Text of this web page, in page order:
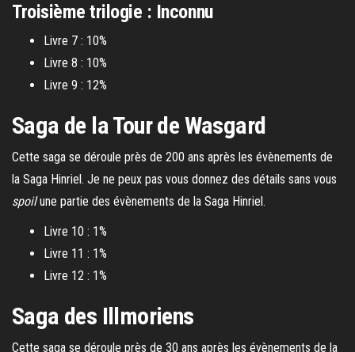
Troisième trilogie : Inconnu
Livre 7 : 10%
Livre 8 : 10%
Livre 9 : 12%
Saga de la Tour de Wasgard
Cette saga se déroule près de 200 ans après les évènements de
la Saga Hinriel. Je ne peux pas vous donnez des détails sans vous
spoilune partie des évènements de la Saga Hinriel.
Livre 10 : 1%
Livre 11 : 1%
Livre 12 : 1%
Saga des Illmoriens
Cette saga se déroule près de 30 ans après les évènements de la